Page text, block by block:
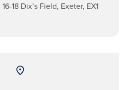
18 Dix’s Field, Exeter, EX1